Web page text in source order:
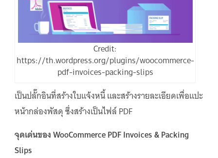
Credit:
https://th.wordpress.org/plugins/woocommerce-
pdf-invoices-packing-slips
เป็นปลั๊กอินที่สร้างใบแจ้งหนี้ และสร้างรายละเอียดเพื่อแปะ
หน้ากล่องพัสดุ ซึ่งสร้างเป็นไฟล์ PDF
จุดเด่นของ WooCommerce PDF Invoices & Packing
Slips